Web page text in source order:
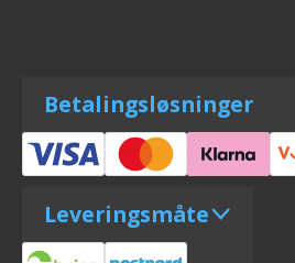
Betalingsløsninger
Leveringsmåte